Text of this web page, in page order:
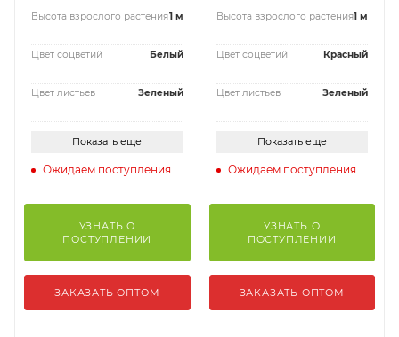
Высота взрослого растения1 м
Цвет соцветий Белый
Цвет листьев Зеленый
Показать еще
Ожидаем поступления
УЗНАТЬ О
ПОСТУПЛЕНИИ
ЗАКАЗАТЬ ОПТОМ
Высота взрослого растения1 м
Цвет соцветий Красный
Цвет листьев Зеленый
Показать еще
Ожидаем поступления
УЗНАТЬ О
ПОСТУПЛЕНИИ
ЗАКАЗАТЬ ОПТОМ